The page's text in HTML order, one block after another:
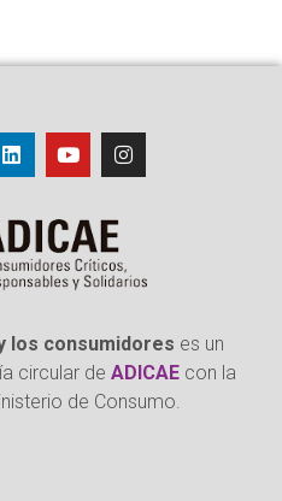
los consumidores es un
circular de ADICAEcon la
de Consumo.